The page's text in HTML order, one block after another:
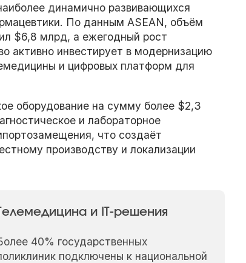
динамично развивающихся
По данным ASEAN, объём
$6,8 млрд, а ежегодный рост
активно инвестирует в модернизацию
и цифровых платформ для
оборудование на сумму более $2,3
и лабораторное
что создаёт
производству и локализации
Телемедицина и IT-решения
40% государственных
подключены к национальной